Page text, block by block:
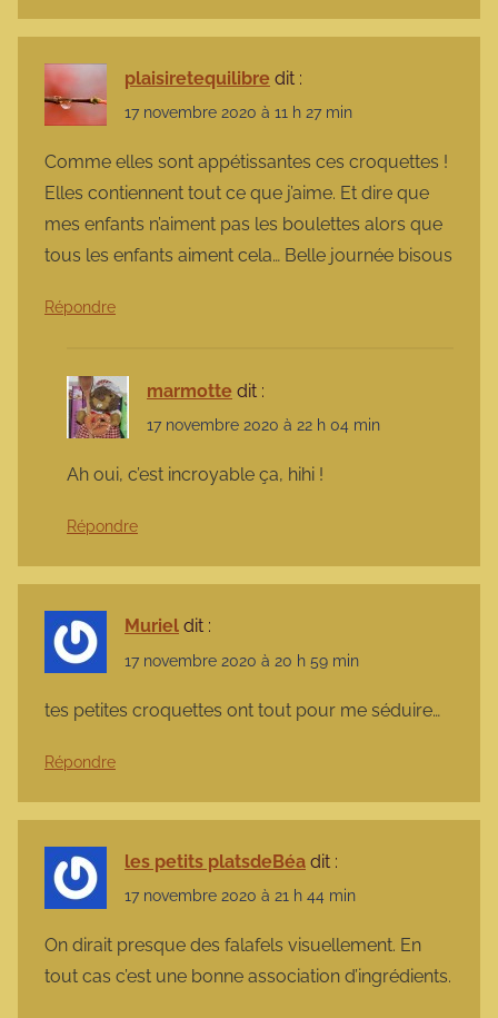
plaisiretequilibre dit :
17 novembre 2020 à 11 h 27 min
Comme elles sont appétissantes ces croquettes !
Elles contiennent tout ce que j’aime. Et dire que
mes enfants n’aiment pas les boulettes alors que
tous les enfants aiment cela… Belle journée bisous
Répondre
marmotte dit :
17 novembre 2020 à 22 h 04 min
Ah oui, c’est incroyable ça, hihi !
Répondre
Muriel dit :
17 novembre 2020 à 20 h 59 min
tes petites croquettes ont tout pour me séduire…
Répondre
les petits platsdeBéa dit :
17 novembre 2020 à 21 h 44 min
On dirait presque des falafels visuellement. En
tout cas c’est une bonne association d’ingrédients.